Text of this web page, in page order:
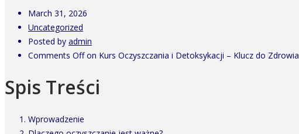
March 31, 2026
Uncategorized
Posted by admin
Comments Offon Kurs Oczyszczania i Detoksykacji – Klucz do Zdrowia
Spis Treści
Wprowadzenie